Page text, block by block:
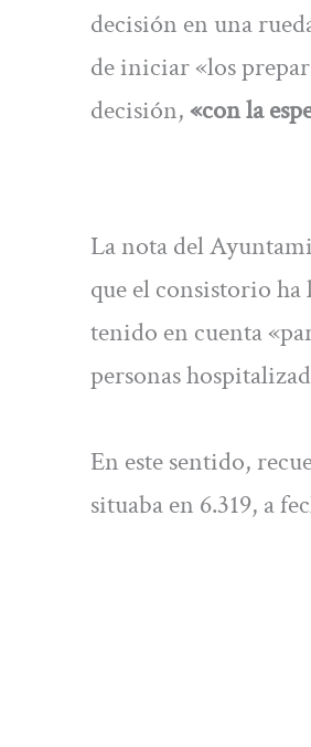
decisión en una
de iniciar «los
decisión,«con la
La nota del
que el consistorio
tenido en cuenta
personas
En este sentido,
situaba en 6.319, a